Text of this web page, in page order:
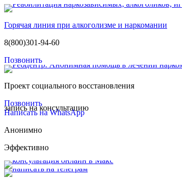
Горячая линия при алкоголизме и наркомании
8(800)301-94-60
Позвонить
Проект социального восстановления
Позвонить
запись на консультацию
Написать на WhatsApp
Анонимно
Эффективно